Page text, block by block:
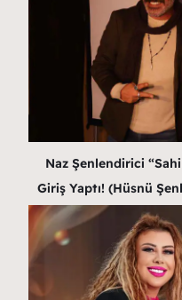
Naz Şenlendirici
Giriş Yaptı! (Hüsnü